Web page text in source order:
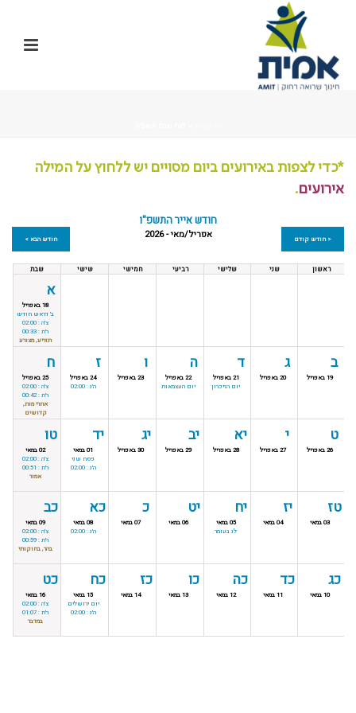
*כדי לצפות באירועים ביום מסויים יש ללחוץ על המילה
אירועים.
חודש אייר התשפ"ו
< חודש קודם אפריל/מאי - 2026 חודש הבא >
ראשון שני שלישי רביעי חמישי שישי שבת
א
18 באפריל
ב' דראש חודש
צ'ה : 02:00
ר'ת : 00:33
תזריע, מצורע
ב
19 באפריל
ג
20 באפריל
ד
21 באפריל
יום הזיכרון
ה
22 באפריל
יום העצמאות
ו
23 באפריל
ז
24 באפריל
ה'נ : 02:00
ח
25 באפריל
צ'ה : 02:00
ר'ת : 00:42
אחרי מות,
קדושים
ט
26 באפריל
י
27 באפריל
יא
28 באפריל
יב
29 באפריל
יג
30 באפריל
יד
01 במאי
פסח שני
ה'נ : 02:00
טו
02 במאי
צ'ה : 02:00
ר'ת : 00:51
אמור
טז
03 במאי
יז
04 במאי
יח
05 במאי
לג בעומר
יט
06 במאי
כ
07 במאי
כא
08 במאי
ה'נ : 02:00
כב
09 במאי
צ'ה : 02:00
ר'ת : 00:59
בהר, בחוקותי
כג
10 במאי
כד
11 במאי
כה
12 במאי
כו
13 במאי
כז
14 במאי
כח
15 במאי
יום ירושלים
ה'נ : 02:00
כט
16 במאי
צ'ה : 02:00
ר'ת : 01:07
במדבר